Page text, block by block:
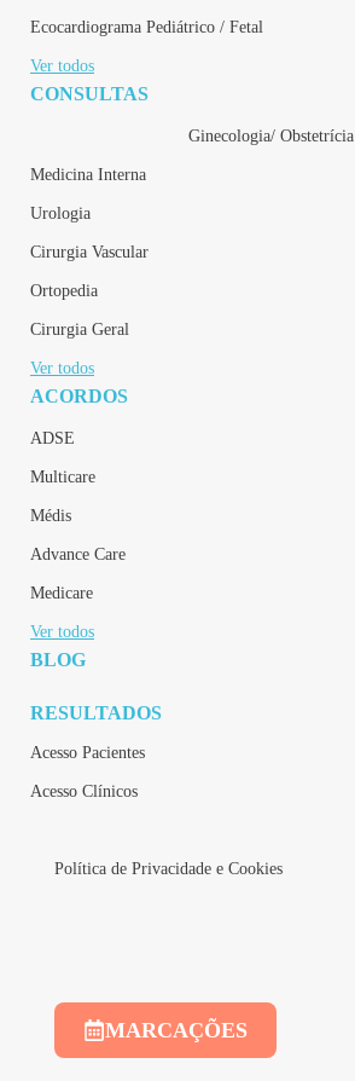
Ecocardiograma Pediátrico / Fetal
Ver todos
CONSULTAS
Ginecologia/ Obstetrícia
Medicina Interna
Urologia
Cirurgia Vascular
Ortopedia
Cirurgia Geral
Ver todos
ACORDOS
ADSE
Multicare
Médis
Advance Care
Medicare
Ver todos
BLOG
RESULTADOS
Acesso Pacientes
Acesso Clínicos
Política de Privacidade e Cookies
MARCAÇÕES